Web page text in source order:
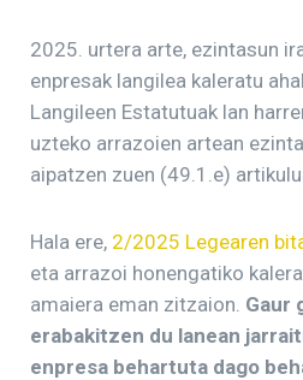
2025. urtera arte, ezintasun
enpresak langilea kaleratu
Langileen Estatutuak lan
uzteko arrazoien artean
aipatzen zuen (49.1.e)
Hala ere, 2/2025 Legearen
eta arrazoi honengatiko
amaiera eman zitzaion. Gaur
erabakitzen du lanean
enpresa behartuta dago